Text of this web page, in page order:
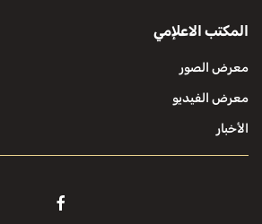
المكتب الاعلإمي
معرض الصور
معرض الفيديو
الأخبار